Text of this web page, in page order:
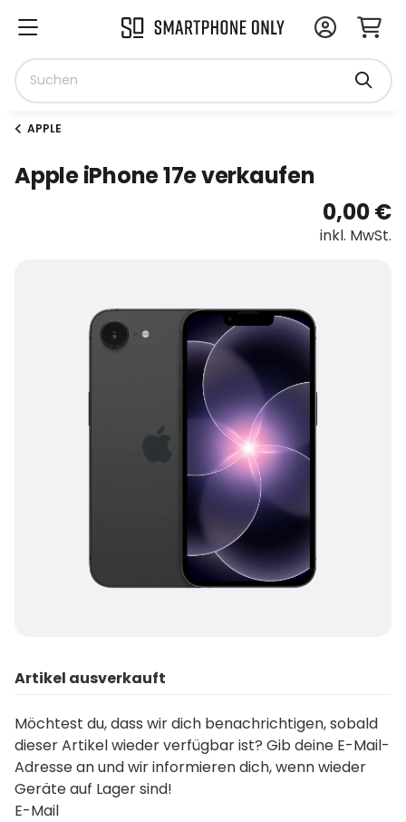
APPLE
Apple iPhone 17e verkaufen
0,00 €
inkl. MwSt.
Artikel ausverkauft
Möchtest du, dass wir dich benachrichtigen, sobald
dieser Artikel wieder verfügbar ist? Gib deine E-Mail-
Adresse an und wir informieren dich, wenn wieder
Geräte auf Lager sind!
E-Mail